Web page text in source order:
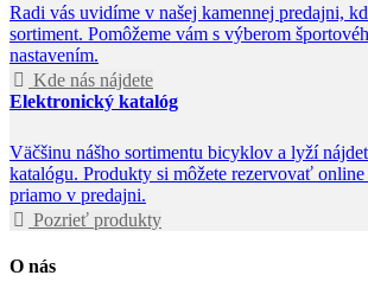
Radi vás uvidíme v našej kamennej predajni,
sortiment. Pomôžeme vám s výberom
nastavením.
Kde nás nájdete
Elektronický katalóg
Väčšinu nášho sortimentu bicyklov a lyží
katalógu. Produkty si môžete rezervovať
priamo v predajni.
Pozrieť produkty
O nás